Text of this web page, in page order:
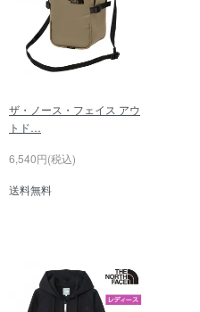
ザ・ノース・フェイス アウ
トド…
6,540円(税込)
送料無料